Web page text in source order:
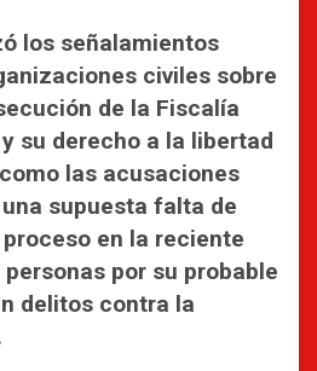
los señalamientos
civiles sobre
de la Fiscalía
su derecho a la libertad
las acusaciones
supuesta falta de
en la reciente
por su probable
delitos contra la